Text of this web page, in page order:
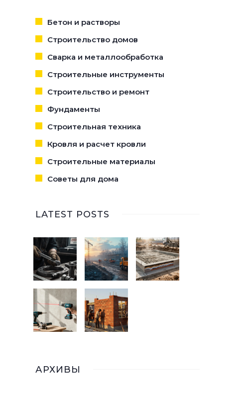
Бетон и растворы
Строительство домов
Сварка и металлообработка
Строительные инструменты
Строительство и ремонт
Фундаменты
Строительная техника
Кровля и расчет кровли
Строительные материалы
Советы для дома
LATEST POSTS
АРХИВЫ